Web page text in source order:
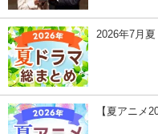
2026年7月
【夏アニメ